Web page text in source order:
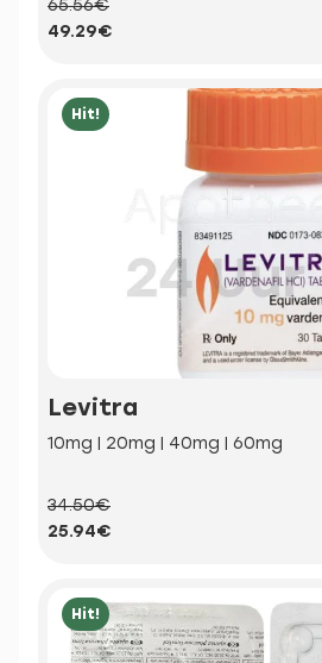
65.56€
49.29€
Hit!
Levitra
10mg | 20mg | 40mg | 60mg
34.50€
25.94€
Hit!